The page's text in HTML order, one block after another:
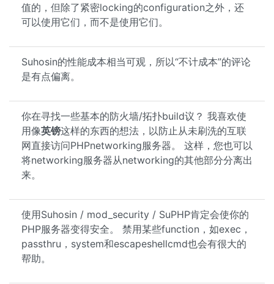
值的，但除了紧密locking的configuration之外，还
可以使用它们，而不是使用它们。
Suhosin的性能成本相当可观，所以“不计成本”的评论
是有点偏离。
你在寻找一些基本的防火墙/拓扑build议？ 我喜欢使
用像英镑这样的东西的想法，以防止从未刷洗的互联
网直接访问PHPnetworking服务器。 这样，您也可以
将networking服务器从networking的其他部分分离出
来。
使用Suhosin / mod_security / SuPHP肯定会使你的
PHP服务器变得安全。 禁用某些function，如exec，
passthru，system和escapeshellcmd也会有很大的
帮助。